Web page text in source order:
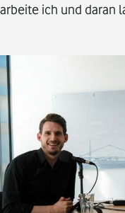
arbeite ich und daran